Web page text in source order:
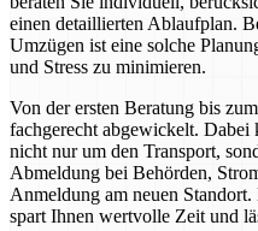
einen detaillierten Ablaufplan.
Umzügen ist eine solche
und Stress zu minimieren.
Von der ersten Beratung bis
fachgerecht abgewickelt. Dabei
nicht nur um den Transport,
Abmeldung bei Behörden,
Anmeldung am neuen
spart Ihnen wertvolle Zeit und